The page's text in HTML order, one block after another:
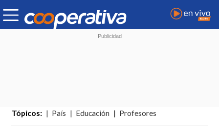
Tópicos: País Educación Profesores